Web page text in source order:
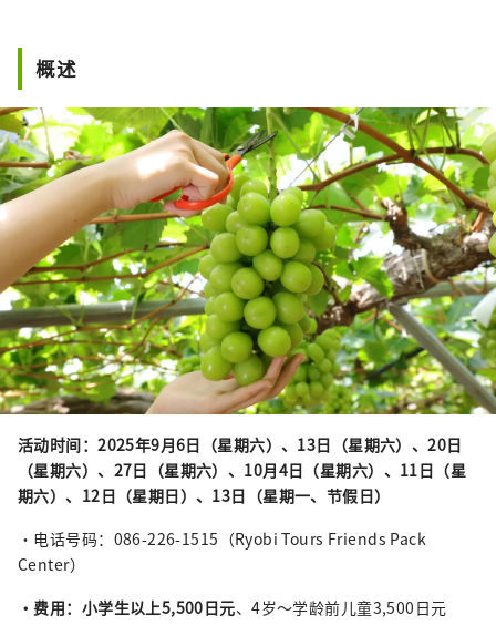
概述
活动时间：2025年9月6日（星期六）、13日（星期六）、20日
（星期六）、27日（星期六）、10月4日（星期六）、11日（星
期六）、12日（星期日）、13日（星期一、节假日）
・电话号码：086-226-1515（Ryobi Tours Friends Pack
Center）
・费用：小学生以上5,500日元、4岁～学龄前儿童3,500日元